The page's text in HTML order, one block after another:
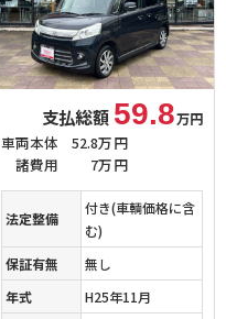
支払総額 59.8万円
車両本体
52.8万円
諸費用
7万円
法定整備
付き(車輌価格に含
む)
保証有無
無し
年式
H25年11月